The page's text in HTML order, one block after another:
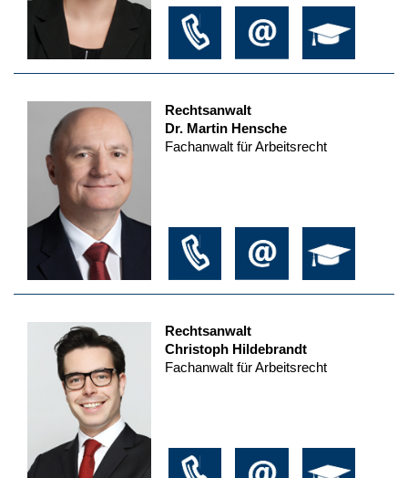
Rechtsanwalt
Dr. Martin Hensche
Fachanwalt für Arbeitsrecht
Rechtsanwalt
Christoph Hildebrandt
Fachanwalt für Arbeitsrecht